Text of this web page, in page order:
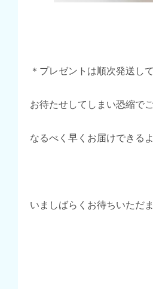
＊プレゼントは順次発送し
お待たせしてしまい恐縮で
なるべく早くお届けできる
いましばらくお待ちいただ